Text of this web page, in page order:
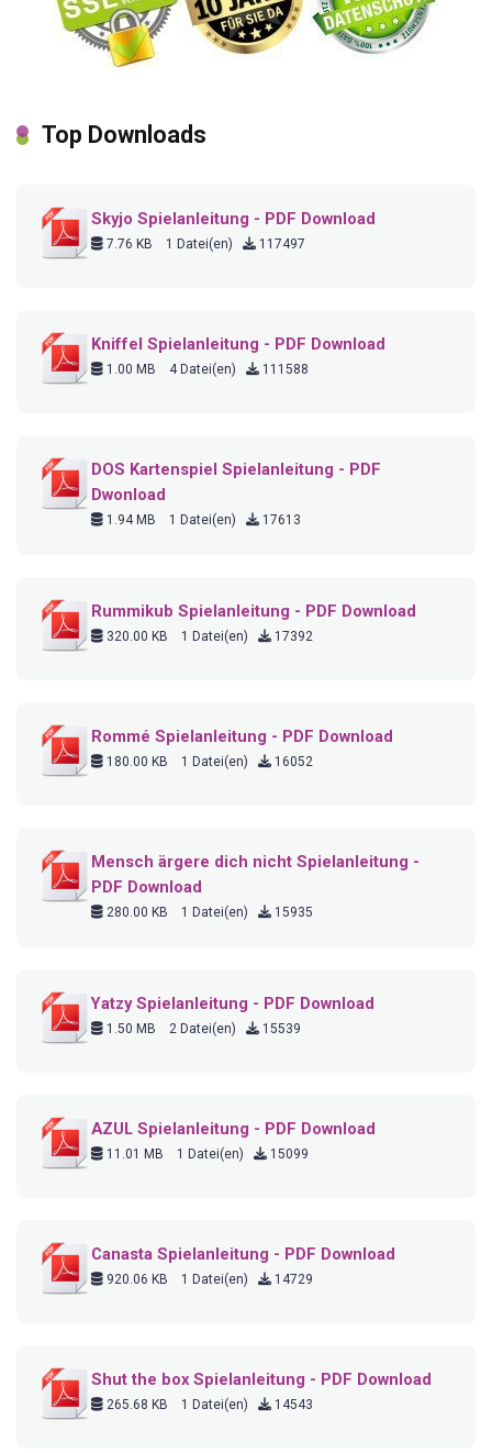
Top Downloads
Skyjo Spielanleitung - PDF Download
7.76 KB 1 Datei(en) 117497
Kniffel Spielanleitung - PDF Download
1.00 MB 4 Datei(en) 111588
DOS Kartenspiel Spielanleitung - PDF
Dwonload
1.94 MB 1 Datei(en) 17613
Rummikub Spielanleitung - PDF Download
320.00 KB 1 Datei(en) 17392
Rommé Spielanleitung - PDF Download
180.00 KB 1 Datei(en) 16052
Mensch ärgere dich nicht Spielanleitung -
PDF Download
280.00 KB 1 Datei(en) 15935
Yatzy Spielanleitung - PDF Download
1.50 MB 2 Datei(en) 15539
AZUL Spielanleitung - PDF Download
11.01 MB 1 Datei(en) 15099
Canasta Spielanleitung - PDF Download
920.06 KB 1 Datei(en) 14729
Shut the box Spielanleitung - PDF Download
265.68 KB 1 Datei(en) 14543